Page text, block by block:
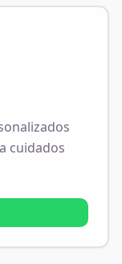
cuidados